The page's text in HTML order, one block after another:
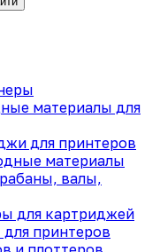
материалы для
для принтеров
материалы
валы,
для картриджей
принтеров